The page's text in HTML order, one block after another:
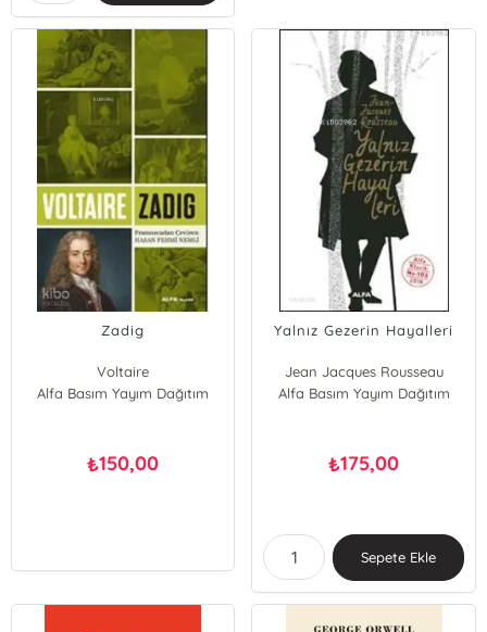
Zadig
Voltaire
Alfa Basım Yayım Dağıtım
₺150,00
Yalnız Gezerin Hayalleri
Jean Jacques Rousseau
Alfa Basım Yayım Dağıtım
₺175,00
Sepete Ekle